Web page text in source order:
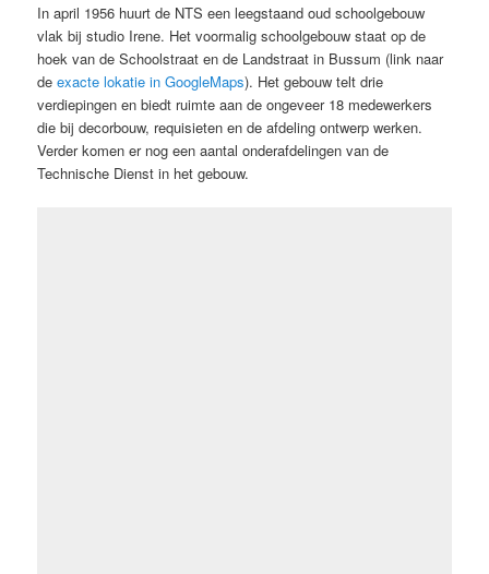
In april 1956 huurt de NTS een leegstaand oud schoolgebouw
vlak bij studio Irene. Het voormalig schoolgebouw staat op de
hoek van de Schoolstraat en de Landstraat in Bussum (link naar
deexacte lokatie in GoogleMaps). Het gebouw telt drie
verdiepingen en biedt ruimte aan de ongeveer 18 medewerkers
die bij decorbouw, requisieten en de afdeling ontwerp werken.
Verder komen er nog een aantal onderafdelingen van de
Technische Dienst in het gebouw.